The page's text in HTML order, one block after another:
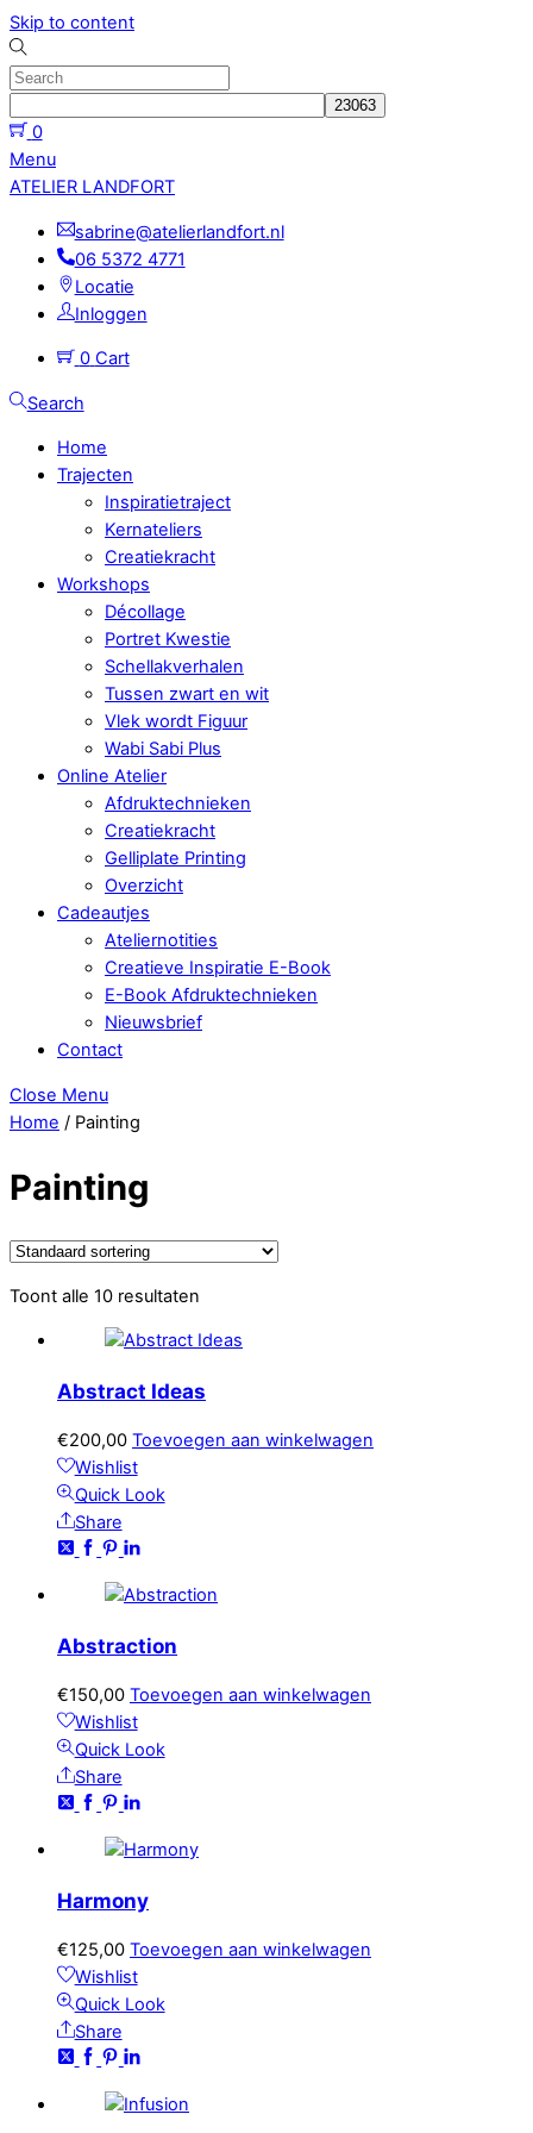
Skip to content
0
Menu
ATELIER LANDFORT
sabrine@atelierlandfort.nl
06 5372 4771
Locatie
Inloggen
0 Cart
Search
Home
Trajecten
Inspiratietraject
Kernateliers
Creatiekracht
Workshops
Décollage
Portret Kwestie
Schellakverhalen
Tussen zwart en wit
Vlek wordt Figuur
Wabi Sabi Plus
Online Atelier
Afdruktechnieken
Creatiekracht
Gelliplate Printing
Overzicht
Cadeautjes
Ateliernotities
Creatieve Inspiratie E-Book
E-Book Afdruktechnieken
Nieuwsbrief
Contact
Close Menu
Home / Painting
Painting
Toont alle 10 resultaten
Abstract Ideas
€200,00 Toevoegen aan winkelwagen
Wishlist
Quick Look
Share
Abstraction
€150,00 Toevoegen aan winkelwagen
Wishlist
Quick Look
Share
Harmony
€125,00 Toevoegen aan winkelwagen
Wishlist
Quick Look
Share